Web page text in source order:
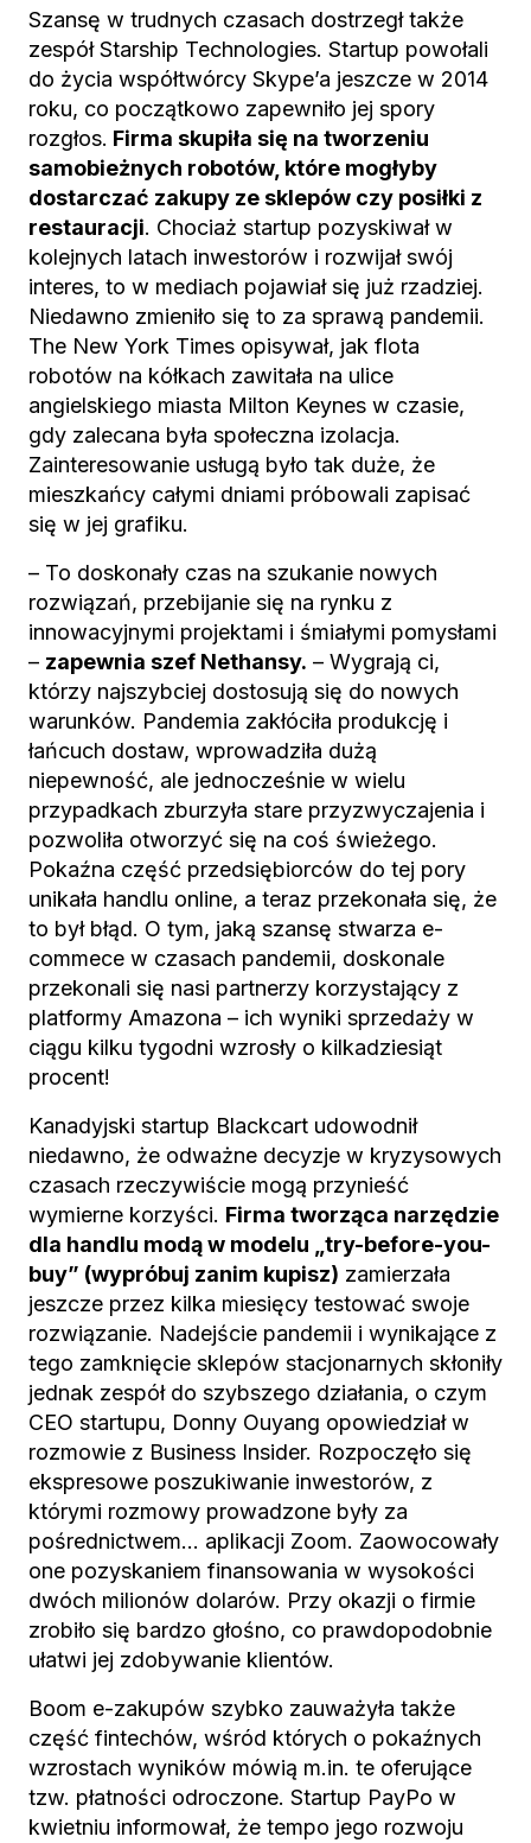
Szansę w trudnych czasach dostrzegł także
zespół Starship Technologies. Startup powołali
do życia współtwórcy Skype’a jeszcze w 2014
roku, co początkowo zapewniło jej spory
rozgłos. Firma skupiła się na tworzeniu
samobieżnych robotów, które mogłyby
dostarczać zakupy ze sklepów czy posiłki z
restauracji. Chociaż startup pozyskiwał w
kolejnych latach inwestorów i rozwijał swój
interes, to w mediach pojawiał się już rzadziej.
Niedawno zmieniło się to za sprawą pandemii.
The New York Times opisywał, jak flota
robotów na kółkach zawitała na ulice
angielskiego miasta Milton Keynes w czasie,
gdy zalecana była społeczna izolacja.
Zainteresowanie usługą było tak duże, że
mieszkańcy całymi dniami próbowali zapisać
się w jej grafiku.
– To doskonały czas na szukanie nowych
rozwiązań, przebijanie się na rynku z
innowacyjnymi projektami i śmiałymi pomysłami
– zapewnia szef Nethansy. – Wygrają ci,
którzy najszybciej dostosują się do nowych
warunków. Pandemia zakłóciła produkcję i
łańcuch dostaw, wprowadziła dużą
niepewność, ale jednocześnie w wielu
przypadkach zburzyła stare przyzwyczajenia i
pozwoliła otworzyć się na coś świeżego.
Pokaźna część przedsiębiorców do tej pory
unikała handlu online, a teraz przekonała się, że
to był błąd. O tym, jaką szansę stwarza e-
commece w czasach pandemii, doskonale
przekonali się nasi partnerzy korzystający z
platformy Amazona – ich wyniki sprzedaży w
ciągu kilku tygodni wzrosły o kilkadziesiąt
procent!
Kanadyjski startup Blackcart udowodnił
niedawno, że odważne decyzje w kryzysowych
czasach rzeczywiście mogą przynieść
wymierne korzyści. Firma tworząca narzędzie
dla handlu modą w modelu „try-before-you-
buy” (wypróbuj zanim kupisz) zamierzała
jeszcze przez kilka miesięcy testować swoje
rozwiązanie. Nadejście pandemii i wynikające z
tego zamknięcie sklepów stacjonarnych skłoniły
jednak zespół do szybszego działania, o czym
CEO startupu, Donny Ouyang opowiedział w
rozmowie z Business Insider. Rozpoczęło się
ekspresowe poszukiwanie inwestorów, z
którymi rozmowy prowadzone były za
pośrednictwem… aplikacji Zoom. Zaowocowały
one pozyskaniem finansowania w wysokości
dwóch milionów dolarów. Przy okazji o firmie
zrobiło się bardzo głośno, co prawdopodobnie
ułatwi jej zdobywanie klientów.
Boom e-zakupów szybko zauważyła także
część fintechów, wśród których o pokaźnych
wzrostach wyników mówią m.in. te oferujące
tzw. płatności odroczone. Startup PayPo w
kwietniu informował, że tempo jego rozwoju